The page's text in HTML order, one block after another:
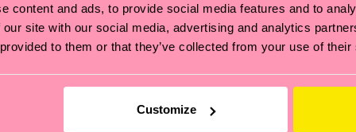
content and ads, to provide social media features and to
site with our social media, advertising and analytics
to them or that they’ve collected from your use of
Customize
et aux certifications : il s'agit aussi de mettre en
la date d'expédition est de3 à 6 jours ouvrables.